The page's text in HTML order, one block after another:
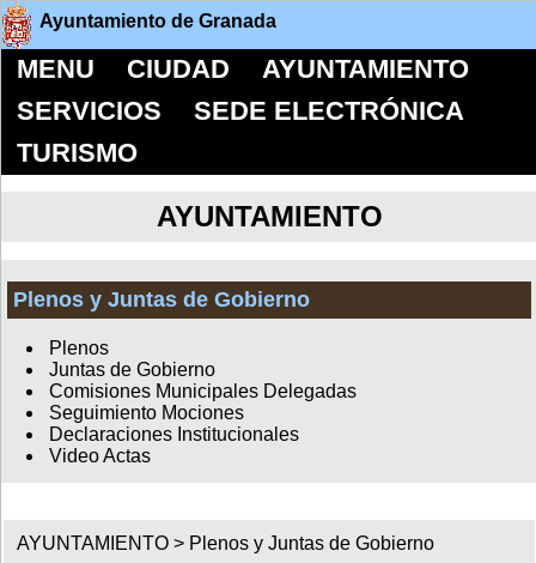
Ayuntamiento de Granada
MENU CIUDAD
AYUNTAMIENTO
SERVICIOS
SEDE ELECTRÓNICA
TURISMO
AYUNTAMIENTO
Plenos y Juntas de Gobierno
Plenos
Juntas de Gobierno
Comisiones Municipales Delegadas
Seguimiento Mociones
Declaraciones Institucionales
Video Actas
AYUNTAMIENTO > Plenos y Juntas de Gobierno